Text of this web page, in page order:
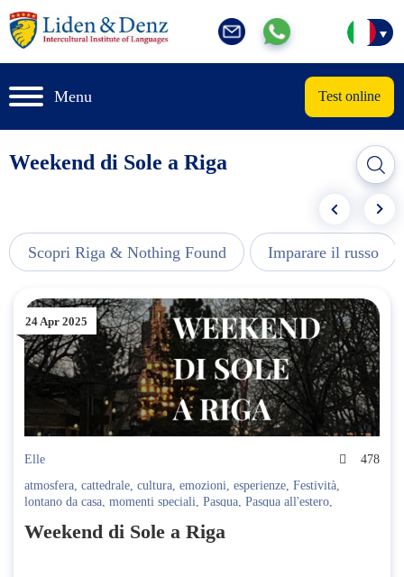
Menu Test online
Weekend di Sole a Riga
Scopri Riga & Nothing Found Imparare il russo
24 Apr 2025
Elle
478
atmosfera, cattedrale, cultura, emozioni, esperienze, Festività,
lontano da casa, momenti speciali, Pasqua, Pasqua all'estero,
pasquali,viaggi ,viaggiare, viaggio a Riga
Weekend di Sole a Riga